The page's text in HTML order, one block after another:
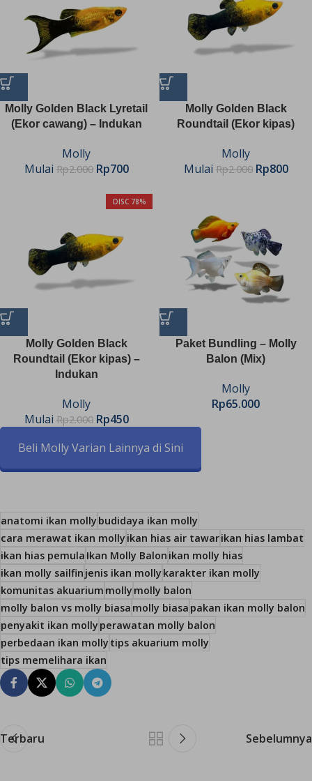
Molly Golden Black Lyretail
(Ekor cawang) – Indukan
Molly
Mulai Rp2.000 Rp700
Molly Golden Black
Roundtail (Ekor kipas)
Molly
Mulai Rp2.000 Rp800
DISC 78%
Molly Golden Black
Roundtail (Ekor kipas) –
Indukan
Molly
Mulai Rp2.000 Rp450
Paket Bundling – Molly
Balon (Mix)
Molly
Rp65.000
Beli Molly Varian Lainnya di Sini
anatomi ikan mollybudidaya ikan molly
cara merawat ikan mollyikan hias air tawarikan hias lambat
ikan hias pemula Ikan Molly Balon ikan molly hias
ikan molly sailfin jenis ikan mollykarakter ikan molly
komunitas akuarium mollymolly balon
molly balon vs molly biasa molly biasa pakan ikan molly balon
penyakit ikan mollyperawatan molly balon
perbedaan ikan mollytips akuarium molly
tips memelihara ikan
Terbaru Sebelumnya